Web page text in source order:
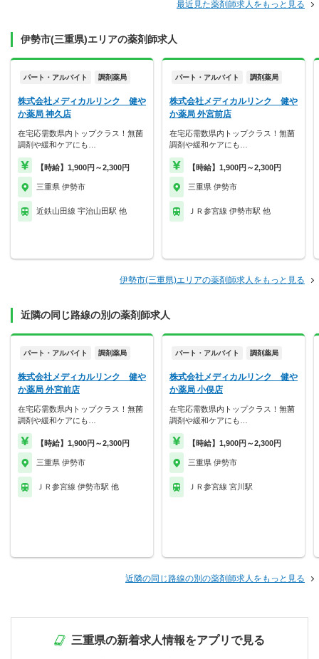
最近見た薬剤師求人をもっと見る
伊勢市(三重県)エリアの薬剤師求人
パート・アルバイト 調剤薬局
株式会社メディカルリンク 健や
か薬局 神久店
在宅応需数県内トップクラス！無菌
調剤や緩和ケアにも…
【時給】1,900円～2,300円
三重県 伊勢市
近鉄山田線 宇治山田駅 他
パート・アルバイト 調剤薬局
株式会社メディカルリンク 健や
か薬局 外宮前店
在宅応需数県内トップクラス！無菌
調剤や緩和ケアにも…
【時給】1,900円～2,300円
三重県 伊勢市
ＪＲ参宮線 伊勢市駅 他
伊勢市(三重県)エリアの薬剤師求人をもっと見る
近隣の同じ路線の別の薬剤師求人
パート・アルバイト 調剤薬局
株式会社メディカルリンク 健や
か薬局 外宮前店
在宅応需数県内トップクラス！無菌
調剤や緩和ケアにも…
【時給】1,900円～2,300円
三重県 伊勢市
ＪＲ参宮線 伊勢市駅 他
パート・アルバイト 調剤薬局
株式会社メディカルリンク 健や
か薬局 小俣店
在宅応需数県内トップクラス！無菌
調剤や緩和ケアにも…
【時給】1,900円～2,300円
三重県 伊勢市
ＪＲ参宮線 宮川駅
近隣の同じ路線の別の薬剤師求人をもっと見る
三重県の新着求人情報をアプリで見る